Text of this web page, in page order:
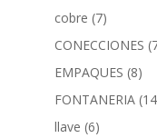
cobre (7)
CONECCIONES
EMPAQUES (8)
FONTANERIA
llave (6)